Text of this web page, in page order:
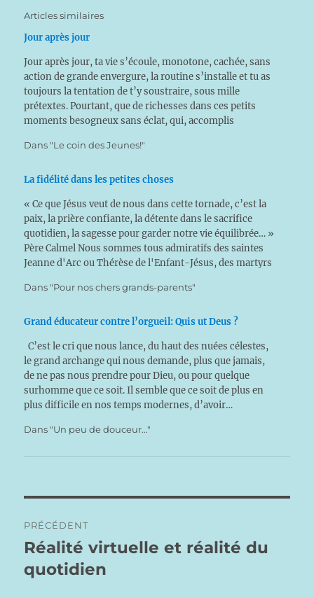
Articles similaires
Jour après jour
Jour après jour, ta vie s’écoule, monotone, cachée, sans
action de grande envergure, la routine s’installe et tu as
toujours la tentation de t’y soustraire, sous mille
prétextes. Pourtant, que de richesses dans ces petits
moments besogneux sans éclat, qui, accomplis
élèvent…
Dans "Le coin des Jeunes!"
La fidélité dans les petites choses
« Ce que Jésus veut de nous dans cette tornade, c’est la
paix, la prière confiante, la détente dans le sacrifice
quotidien, la sagesse pour garder notre vie équilibrée… »
Père Calmel Nous sommes tous admiratifs des saintes
Jeanne d'Arc ou Thérèse de l'Enfant-Jésus, des martyrs
Dans "Pour nos chers grands-parents"
Grand éducateur contre l’orgueil: Quis ut Deus ?
C’est le cri que nous lance, du haut des nuées célestes,
le grand archange qui nous demande, plus que jamais,
de ne pas nous prendre pour Dieu, ou pour quelque
surhomme que ce soit. Il semble que ce soit de plus en
plus difficile en nos temps modernes, d’avoir…
Dans "Un peu de douceur..."
de
l’article
PRÉCÉDENT
Publication
précédente :
Réalité virtuelle et réalité du
quotidien